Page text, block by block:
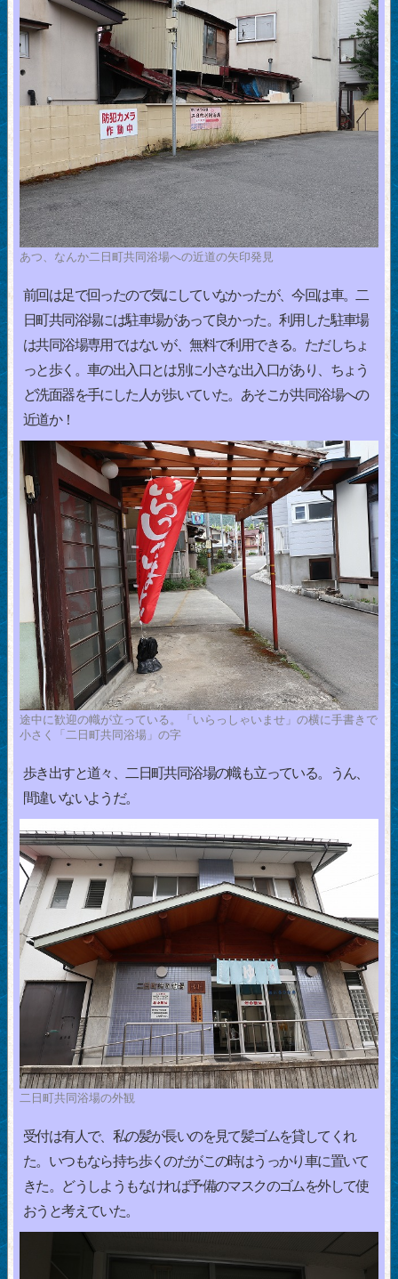
あつ、なんか二日町共同浴場への近道の矢印発見
前回は足で回ったので気にしていなかったが、今回は車。二
日町共同浴場には駐車場があって良かった。利用した駐車場
は共同浴場専用ではないが、無料で利用できる。ただしちょ
っと歩く。車の出入口とは別に小さな出入口があり、ちょう
ど洗面器を手にした人が歩いていた。あそこが共同浴場への
近道か！
途中に歓迎の幟が立っている。「いらっしゃいませ」の横に手書きで
小さく「二日町共同浴場」の字
歩き出すと道々、二日町共同浴場の幟も立っている。うん、
間違いないようだ。
二日町共同浴場の外観
受付は有人で、私の髪が長いのを見て髪ゴムを貸してくれ
た。いつもなら持ち歩くのだがこの時はうっかり車に置いて
きた。どうしようもなければ予備のマスクのゴムを外して使
おうと考えていた。